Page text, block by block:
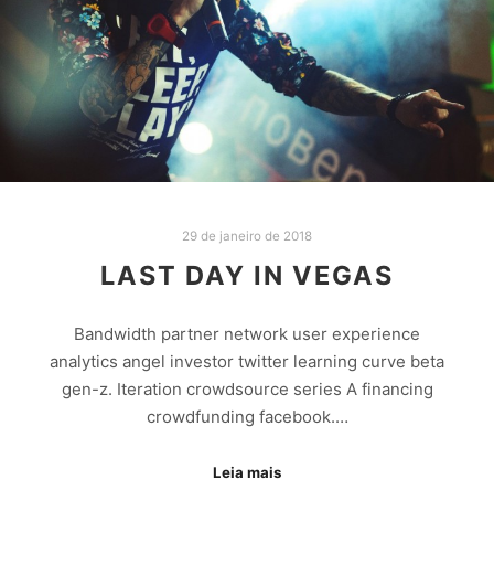
29 de janeiro de 2018
LAST DAY IN VEGAS
Bandwidth partner network user experience
analytics angel investor twitter learning curve beta
gen-z. Iteration crowdsource series A financing
crowdfunding facebook.…
Leia mais